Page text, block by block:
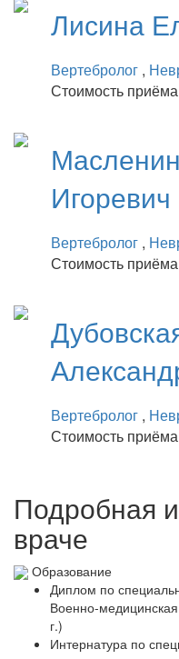
Лисина
Вертебролог ,
Стоимость
Масленин
Игоревич
Вертебролог ,
Стоимость
Вертебролог ,
Стоимость
Подробная
враче
Образование
Диплом по
Военно-
г.)
Интернатура по